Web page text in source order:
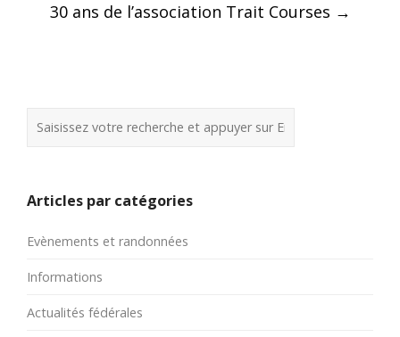
30 ans de l’association Trait Courses →
Articles par catégories
Evènements et randonnées
Informations
Actualités fédérales